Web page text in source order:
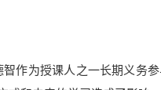
作为授课人之一长期义务